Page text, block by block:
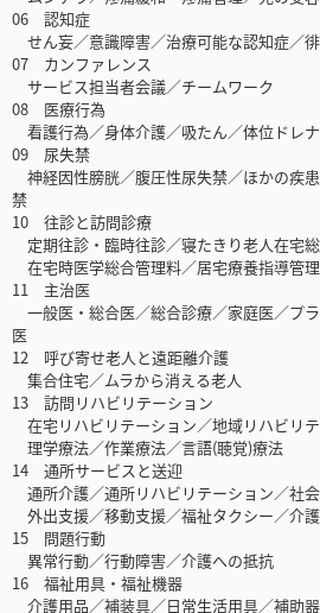
06 認知症
せん妄／意識障害／治療可能な認知症／
07 カンファレンス
サービス担当者会議／チームワーク
08 医療行為
看護行為／身体介護／吸たん／体位ドレ
09 尿失禁
神経因性膀胱／腹圧性尿失禁／ほかの疾
禁
10 往診と訪問診療
定期往診・臨時往診／寝たきり老人在宅
在宅時医学総合管理料／居宅療養指導管
11 主治医
一般医・総合医／総合診療／家庭医／プ
医
12 呼び寄せ老人と遠距離介護
集合住宅／ムラから消える老人
13 訪問リハビリテーション
在宅リハビリテーション／地域リハビリ
理学療法／作業療法／言語(聴覚)療法
14 通所サービスと送迎
通所介護／通所リハビリテーション／社
外出支援／移動支援／福祉タクシー／介
15 問題行動
異常行動／行動障害／介護への抵抗
16 福祉用具・福祉機器
介護用品／補装具／日常生活用具／補助